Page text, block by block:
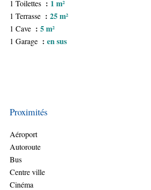
1 Toilettes 1 m²
1 Terrasse 25 m²
1 Cave 5 m²
1 Garage en sus
Proximités
Aéroport
Autoroute
Bus
Centre ville
Cinéma